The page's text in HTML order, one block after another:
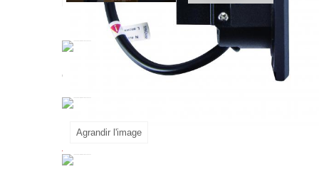
Agrandir l'image
Élevez votre espace avec les luminaires
et orientée vers le bas est essentielle. Élégant,
En savoir plus